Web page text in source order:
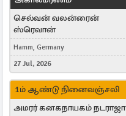
செல்வன் வலன்ரைன்
ஸ்ரெவான்
Hamm, Germany
27 Jul, 2026
1ம் ஆண்டு நினைவஞ்சலி
அமரர் கனகநாயகம் நடராஜா